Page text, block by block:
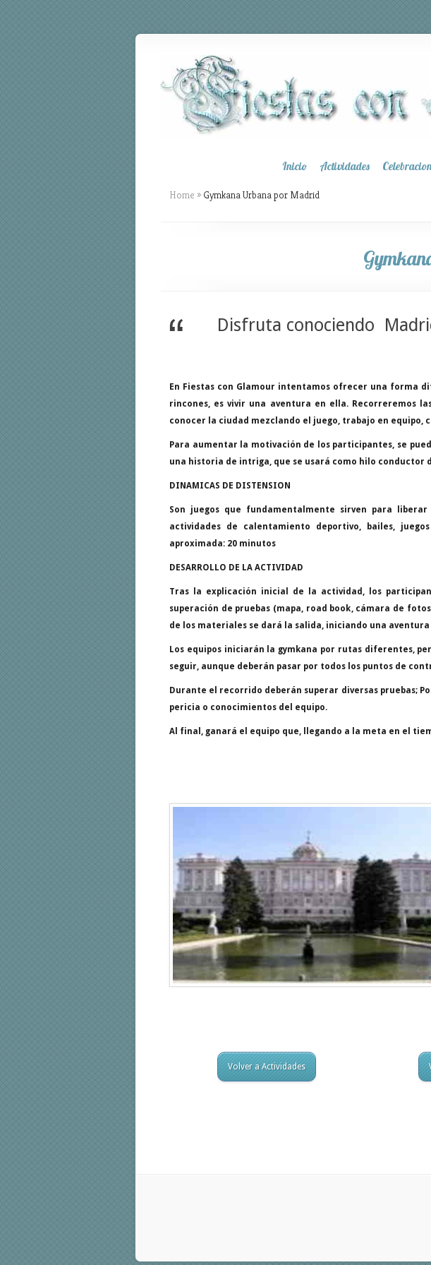
Inicio Actividades
Home » Gymkana Urbana por Madrid
Disfruta conociendo
En Fiestas con Glamour intentamos ofrecer una forma
rincones, es vivir una aventura en ella. Recorreremos
conocer la ciudad mezclando el juego, trabajo en equipo,
Para aumentar la motivación de los participantes, se
una historia de intriga, que se usará como hilo
DINAMICAS DE DISTENSION
Son juegos que fundamentalmente sirven para
actividades de calentamiento deportivo, bailes,
aproximada: 20 minutos
DESARROLLO DE LA ACTIVIDAD
Tras la explicación inicial de la actividad, los
superación de pruebas (mapa, road book, cámara de
de los materiales se dará la salida, iniciando una
Los equipos iniciarán la gymkana por rutas diferentes,
seguir, aunque deberán pasar por todos los puntos de
Durante el recorrido deberán superar diversas pruebas;
pericia o conocimientos del equipo.
Al final, ganará el equipo que, llegando a la meta en el
Volver a Actividades